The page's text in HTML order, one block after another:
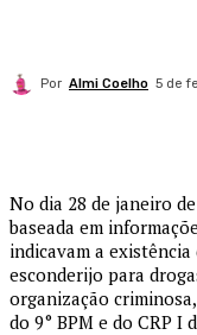
Por Almi Coelho 5 de
No dia 28 de janeiro
baseada em
indicavam a
esconderijo para
organização
do 9° BPM e do CRP I